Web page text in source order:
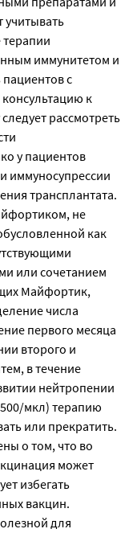
учитывать
иммунитетом и
с
к
рассмотреть
у пациентов
иммуносупрессии
трансплантата.
не
как
или сочетанием
Майфортик,
числа
первого месяца
второго и
в течение
нейтропении
мкл) терапию
или прекратить.
о том, что во
может
избегать
вакцин.
для